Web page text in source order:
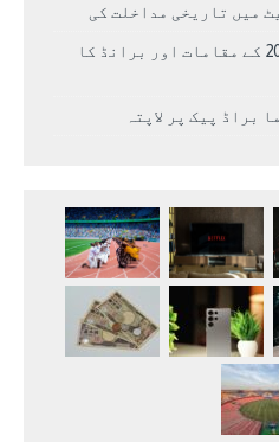
میں تاریخی مداخلت کی
مردوں کے کرکٹ ورلڈ کپ 2027 کے مقامات اور برانڈ کا